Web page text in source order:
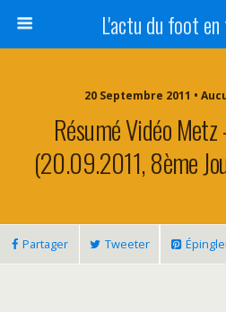
L'actu du foot
20 Septembre 2011 •
Résumé Vidéo
(20.09.2011, 8ème
Partager Tweeter